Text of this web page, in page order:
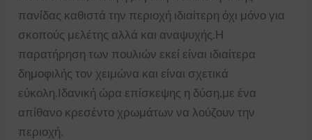
πανίδας καθιστά την περιοχή ιδιαίτερη όχι μόνο για
σκοπούς μελέτης αλλά και αναψυχής.Η
παρατήρηση των πουλιών εκεί είναι ιδιαίτερα
δημοφιλής τον χειμώνα και είναι σχετικά
εύκολη.Ιδανική ώρα επίσκεψης η δύση,με ένα
απίθανο κρεσέντο χρωμάτων να λούζουν την
περιοχή.